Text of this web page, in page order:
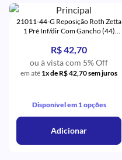
21011-44-G Reposição Roth Zetta
1 Pré Inf/dir Com Gancho (44)
R$ 42,70
ou à vista com 5% Off
em até 1x de R$ 42,70 sem juros
Disponível em 1 opções
Adicionar